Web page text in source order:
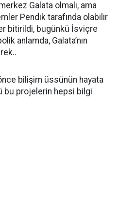
Galata olmalı, ama
Pendik tarafında olabilir
bitirildi, bugünkü İsviçre
anlamda, Galata’nın
bilişim üssünün hayata
bu projelerin hepsi bilgi